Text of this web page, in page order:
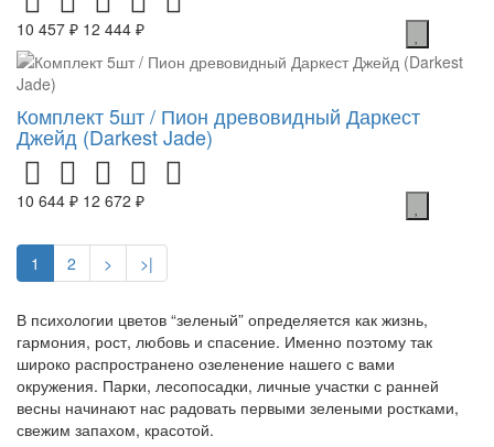
10 457 ₽ 12 444 ₽
Комплект 5шт / Пион древовидный Даркест
Джейд (Darkest Jade)
10 644 ₽ 12 672 ₽
1 2 > >|
В психологии цветов “зеленый” определяется как жизнь,
гармония, рост, любовь и спасение. Именно поэтому так
широко распространено озеленение нашего с вами
окружения. Парки, лесопосадки, личные участки с ранней
весны начинают нас радовать первыми зелеными ростками,
свежим запахом, красотой.